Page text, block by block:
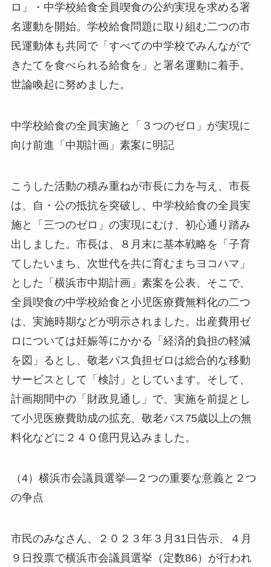
ロ」・中学校給食全員喫食の公約実現を求める署
名運動を開始。学校給食問題に取り組む二つの市
民運動体も共同で「すべての中学校でみんながで
きたてを食べられる給食を」と署名運動に着手。
世論喚起に努めました。
中学校給食の全員実施と「３つのゼロ」が実現に
向け前進「中期計画」素案に明記
こうした活動の積み重ねが市長に力を与え、市長
は、自・公の抵抗を突破し、中学校給食の全員実
施と「三つのゼロ」の実現にむけ、初心通り踏み
出しました。市長は、８月末に基本戦略を「子育
てしたいまち、次世代を共に育むまちヨコハマ」
とした「横浜市中期計画」素案を公表、そこで、
全員喫食の中学校給食と小児医療費無料化の二つ
は、実施時期などが明示されました。出産費用ゼ
ロについては妊娠等にかかる「経済的負担の軽減
を図」るとし、敬老パス負担ゼロは総合的な移動
サービスとして「検討」としています。そして、
計画期間中の「財政見通し」で、実施を前提とし
て小児医療費助成の拡充、敬老パス75歳以上の無
料化などに２４０億円見込みました。
（4）横浜市会議員選挙―２つの重要な意義と２つ
の争点
市民のみなさん、２０２３年３月31日告示、４月
９日投票で横浜市会議員選挙（定数86）が行われ